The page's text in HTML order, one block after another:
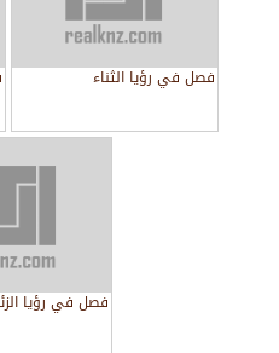
فصل في رؤيا الثناء
فصل في رؤيا